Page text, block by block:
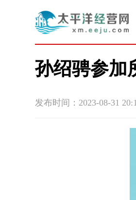
孙绍骋参加
发布时间：2023-08-31